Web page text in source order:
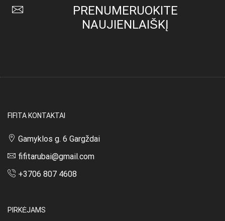
PRENUMERUOKITE
NAUJIENLAIŠKĮ
FIFITA KONTAKTAI
Gamyklos g. 6 Gargždai
fifitarubai@gmail.com
+3706 807 4608
PIRKĖJAMS